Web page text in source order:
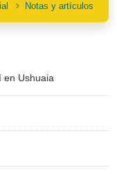
Notas y artículos
en Ushuaia